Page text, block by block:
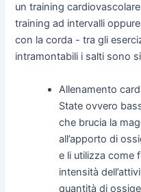
un training
training ad intervalli
con la corda - tra gli
intramontabili i salti sono
Allenamento
State ovvero
che brucia la
all’apporto di
e li utilizza come
intensità
quantità di